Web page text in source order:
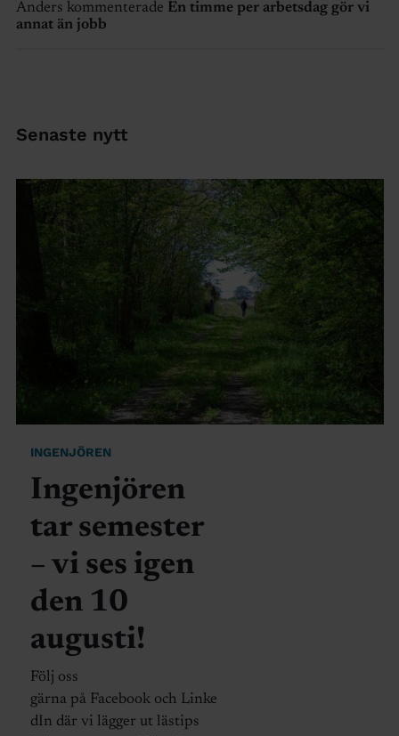
Anders kommenterade En timme per arbetsdag gör vi
annat än jobb
Senaste nytt
INGENJÖREN
Ingenjören
tar semester
– vi ses igen
den 10
augusti!
Följ oss
gärna på Facebook och Linke
dIn där vi lägger ut lästips